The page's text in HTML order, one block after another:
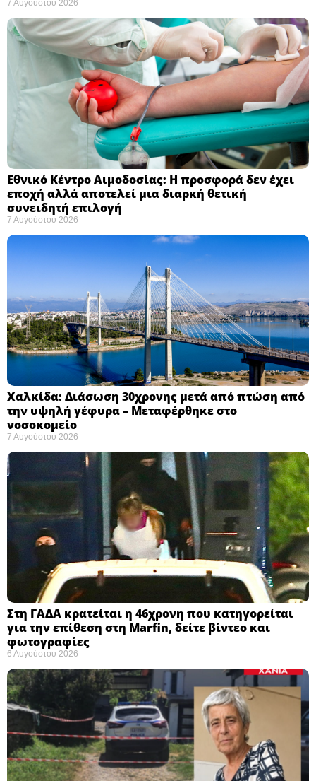
7 Αυγούστου 2026
Εθνικό Κέντρο Αιμοδοσίας: H προσφορά δεν έχει
εποχή αλλά αποτελεί μια διαρκή θετική
συνειδητή επιλογή ​
7 Αυγούστου 2026
Χαλκίδα: Διάσωση 30χρονης μετά από πτώση από
την υψηλή γέφυρα – Μεταφέρθηκε στο
νοσοκομείο ​
7 Αυγούστου 2026
Στη ΓΑΔΑ κρατείται η 46χρονη που κατηγορείται
για την επίθεση στη Marfin, δείτε βίντεο και
φωτογραφίες
6 Αυγούστου 2026